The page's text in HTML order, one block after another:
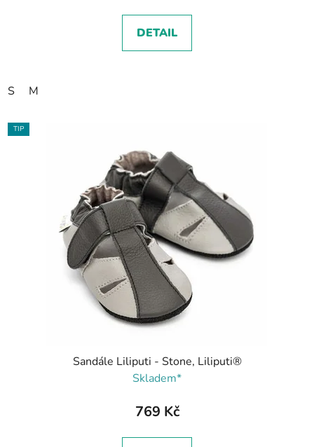
DETAIL
S M
TIP
Sandále Liliputi - Stone, Liliputi®
Skladem*
769 Kč